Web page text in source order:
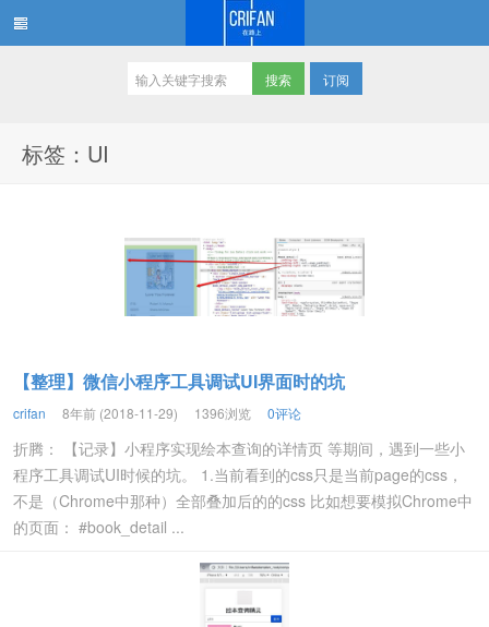
订阅
标签：UI
【整理】微信小程序工具调试UI界面时的坑
crifan 8年前 (2018-11-29) 1396浏览 0评论
折腾： 【记录】小程序实现绘本查询的详情页 等期间，遇到一些小
程序工具调试UI时候的坑。 1.当前看到的css只是当前page的css，
不是（Chrome中那种）全部叠加后的的css 比如想要模拟Chrome中
的页面： #book_detail ...